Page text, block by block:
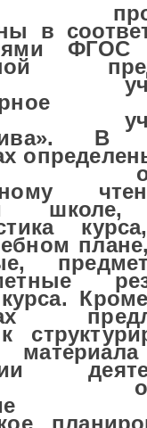
в
В